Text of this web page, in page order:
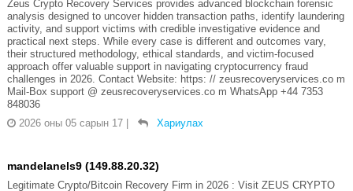
Zeus Crypto Recovery Services provides advanced blockchain forensic
analysis designed to uncover hidden transaction paths, identify laundering
activity, and support victims with credible investigative evidence and
practical next steps. While every case is different and outcomes vary,
their structured methodology, ethical standards, and victim-focused
approach offer valuable support in navigating cryptocurrency fraud
challenges in 2026. Contact Website: https: // zeusrecoveryservices.co m
Mail-Box support @ zeusrecoveryservices.co m WhatsApp +44 7353
848036
2026 оны 05 сарын 17
Хариулах
mandelanels9 (149.88.20.32)
Legitimate Crypto/Bitcoin Recovery Firm in 2026 : Visit ZEUS CRYPTO